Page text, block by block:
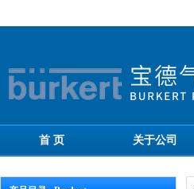
首 页 关于公司